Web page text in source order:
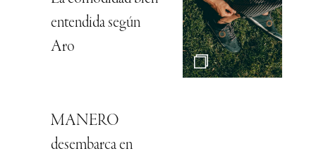
entendida según
Aro
MANERO
desembarca en